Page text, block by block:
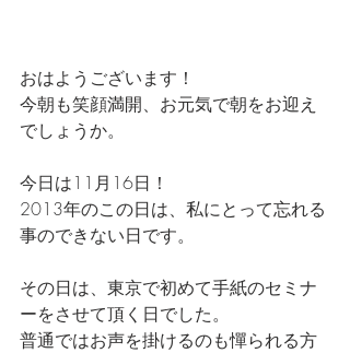
おはようございます！
今朝も笑顔満開、お元気で朝をお迎え
でしょうか。
今日は11月16日！
2013年のこの日は、私にとって忘れる
事のできない日です。
その日は、東京で初めて手紙のセミナ
ーをさせて頂く日でした。
普通ではお声を掛けるのも憚られる方